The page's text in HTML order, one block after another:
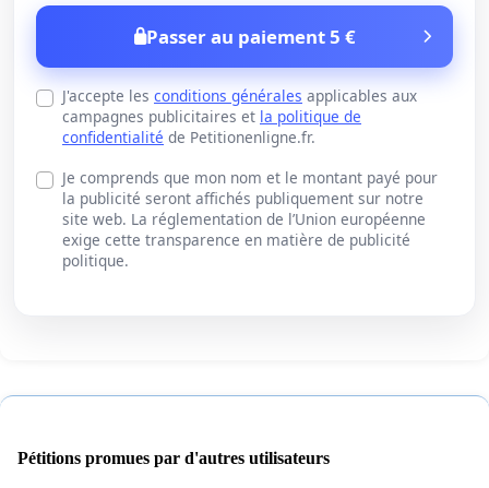
Passer au paiement 5 €
J'accepte les conditions générales applicables aux
campagnes publicitaires et la politique de
confidentialité de Petitionenligne.fr.
Je comprends que mon nom et le montant payé pour
la publicité seront affichés publiquement sur notre
site web. La réglementation de l’Union européenne
exige cette transparence en matière de publicité
politique.
Pétitions promues par d'autres utilisateurs